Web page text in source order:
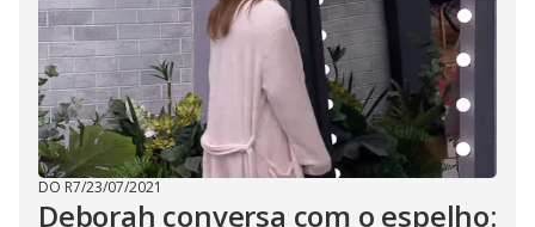
DO R7/23/07/2021
Deborah conversa com o espelho: